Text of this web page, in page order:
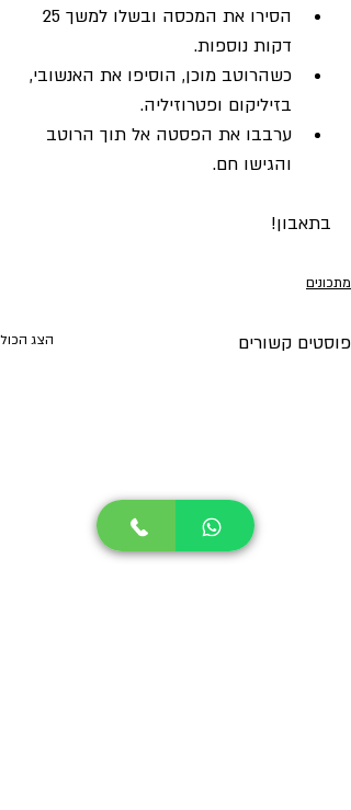
דקות נוספות.
כשהרוטב מוכן, הוסיפו את האנשובי,
בזיליקום ופטרוזיליה.
ערבבו את הפסטה אל תוך הרוטב
והגישו חם.
בתאבון!
מתכונים
פוסטים קשורים הצג הכול